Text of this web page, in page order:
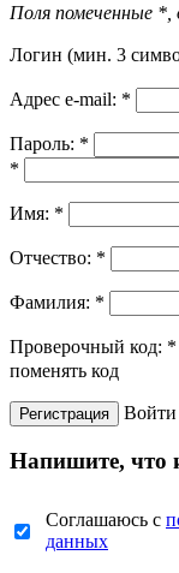
Поля помеченные *,
Логин (мин. 3
Адрес e-mail: *
Пароль: *
*
Имя: *
Отчество: *
Фамилия: *
Проверочный код: *
поменять код
Войти
Напишите, что
Соглашаюсь с
данных